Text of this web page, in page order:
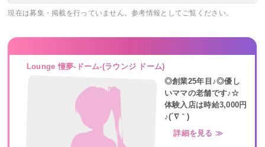
現在は募集・掲載を行っていません。参考情報としてご覧ください。
Lounge 憧夢-ドーム-(ラウンジ ドーム)
◎創業25年目♪◎優し
いママの老舗です♪☆
体験入店は時給3,000円
♪(´∇｀)
詳細を見る ≫